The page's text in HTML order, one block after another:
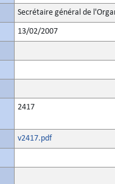
Secrétaire général de
13/02/2007
2417
v2417.pdf